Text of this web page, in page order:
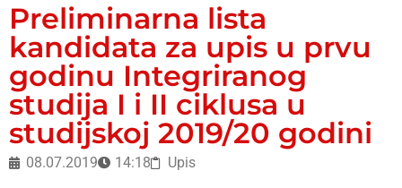
Preliminarna lista
kandidata za upis u prvu
godinu Integriranog
studija I i II ciklusa u
studijskoj 2019/20 godini
08.07.2019 14:18 Upis